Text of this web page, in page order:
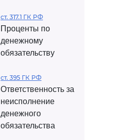
ст. 317.1 ГК РФ
Проценты по
денежному
обязательству
ст. 395 ГК РФ
Ответственность за
неисполнение
денежного
обязательства